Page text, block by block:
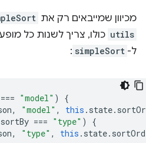
מכיוון שמייבאים רק את
utils כולו, צריך לשנות כל
ל- simpleSort
:
=== "model" )
{
, "model" , this . state.
sortBy === "type" )
{
, "type" , this . state.